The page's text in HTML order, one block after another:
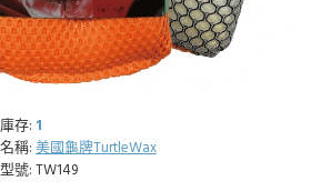
存: 1
稱: 美國龜牌TurtleWax
號: TW149